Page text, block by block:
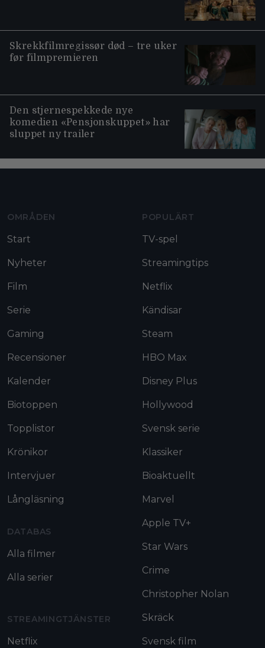
Skrekkfilmregissør død – tre uker
før filmpremieren
Den stjernespekkede nye
komedien «Pensjonskuppet» har
sluppet ny trailer
OMRÅDEN
Start
Nyheter
Film
Serie
Gaming
Recensioner
Kalender
Biotoppen
Topplistor
Krönikor
Intervjuer
Långläsning
DATABAS
Alla filmer
Alla serier
STREAMINGTJÄNSTER
Netflix
POPULÄRT
TV-spel
Streamingtips
Netflix
Kändisar
Steam
HBO Max
Disney Plus
Hollywood
Svensk serie
Klassiker
Bioaktuellt
Marvel
Apple TV+
Star Wars
Crime
Christopher Nolan
Skräck
Svensk film